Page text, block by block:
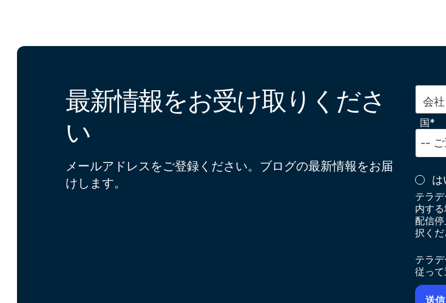
最新情報をお受け取りくださ
い
メールアドレスをご登録ください。ブログの最新情報をお届
けします。
会
国*
は
テラ
内す
配信
択くだ
テラ
従って